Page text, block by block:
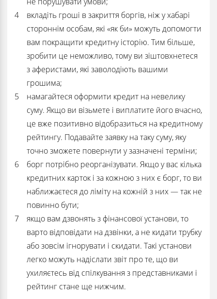
вкладіть гроші в закриття боргів, ніж у хабарі
стороннім особам, які «як би» можуть допомогти
вам покращити кредитну історію. Тим більше,
зробити це неможливо, тому ви зіштовхнетеся
з аферистами, які заволодіють вашими
грошима;
намагайтеся оформити кредит на невелику
суму. Якщо ви візьмете і виплатите його вчасно,
це вже позитивно відобразиться на кредитному
рейтингу. Подавайте заявку на таку суму, яку
точно зможете повернути у зазначені терміни;
борг потрібно реорганізувати. Якщо у вас кілька
кредитних карток і за кожною з них є борг, то ви
наближаєтеся до ліміту на кожній з них — так не
повинно бути;
якщо вам дзвонять з фінансової установи, то
варто відповідати на дзвінки, а не кидати трубку
або зовсім ігнорувати і скидати. Такі установи
легко можуть надіслати звіт про те, що ви
ухиляєтесь від спілкування з представниками і
рейтинг стане ще нижчим.